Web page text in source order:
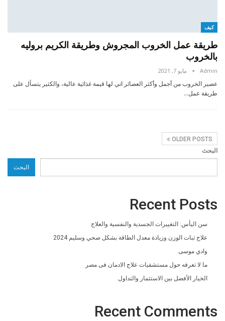
كيف
طريقة عمل الخروب المجروش وطريقة الكريم بروليه
بالخروب
Admin مايو 7, 2021
عصير الخروب من أجمل وأكثر العصائر اتي لها قيمة غذائية عالية، والكثير يتسأل على
طريقة عمل…
OLDER POSTS
البحث
البحث
Recent Posts
سن اليأس: التغييرات الجسدية والنفسية والعلاج
علاج ثبات الوزن وزيادة معدل الطاقة بشكل صحي وسليم 2024
وادي موسى
ما لا تعرفه حول مستشفيات علاج الادمان فى مصر
الخيار الأفضل بين الاستثمار والتداول
Recent Comments